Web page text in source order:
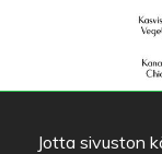
Jotta sivuston